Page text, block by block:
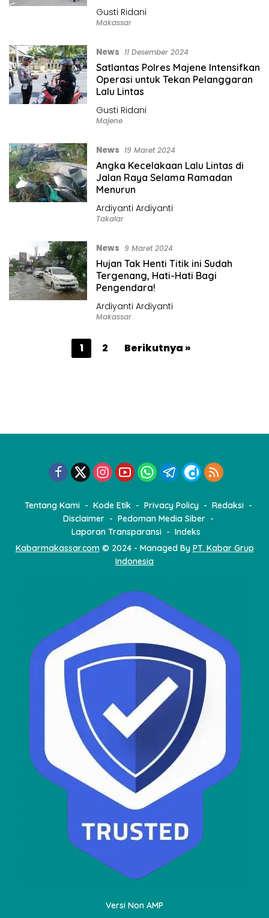
Gusti Ridani
Makassar
News 11 Desember 2024
Satlantas Polres Majene Intensifkan
Operasi untuk Tekan Pelanggaran
Lalu Lintas
Gusti Ridani
Majene
News 19 Maret 2024
Angka Kecelakaan Lalu Lintas di
Jalan Raya Selama Ramadan
Menurun
Ardiyanti Ardiyanti
Takalar
News 9 Maret 2024
Hujan Tak Henti Titik ini Sudah
Tergenang, Hati-Hati Bagi
Pengendara!
Ardiyanti Ardiyanti
Makassar
a
1 2 Berikutnya »
Tentang Kami Kode Etik Privacy Policy
Redaksi
Disclaimer
Pedoman Media Siber
Laporan Transparansi
Indeks
Kabarmakassar.com© 2024 - Managed By PT. Kabar Grup
Indonesia
Versi Non AMP